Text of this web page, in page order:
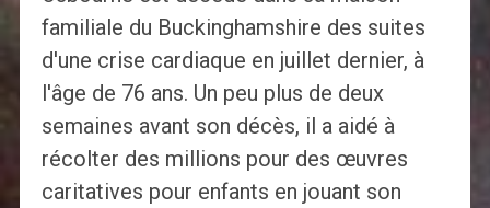
familiale du Buckinghamshire des suites
d'une crise cardiaque en juillet dernier, à
l'âge de 76 ans. Un peu plus de deux
semaines avant son décès, il a aidé à
récolter des millions pour des œuvres
caritatives pour enfants en jouant son